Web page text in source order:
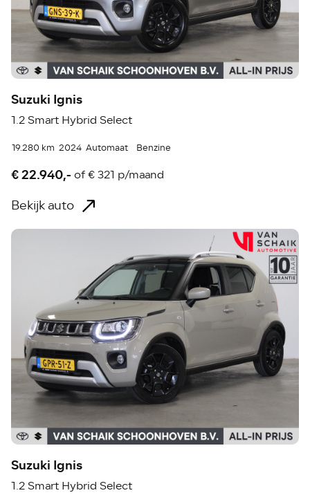
Suzuki Ignis
1.2 Smart Hybrid Select
19.280 km 2024 Automaat Benzine
€ 22.940,- of€ 321 p/maand
Bekijk auto
Suzuki Ignis
1.2 Smart Hybrid Select